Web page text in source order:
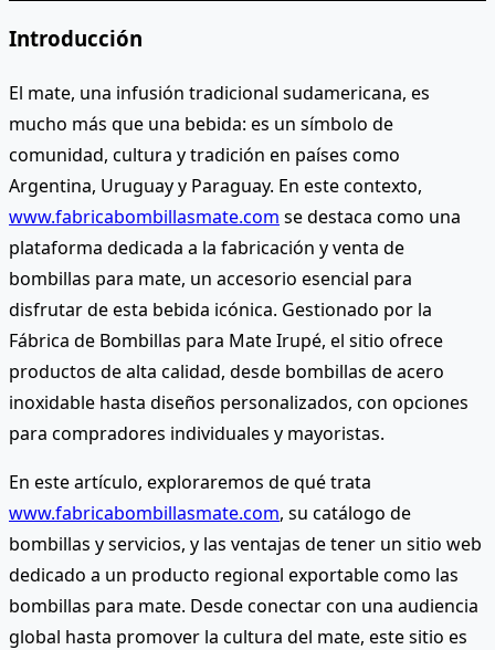
Introducción
El mate, una infusión tradicional sudamericana, es
mucho más que una bebida: es un símbolo de
comunidad, cultura y tradición en países como
Argentina, Uruguay y Paraguay. En este contexto,
www.fabricabombillasmate.com se destaca como una
plataforma dedicada a la fabricación y venta de
bombillas para mate, un accesorio esencial para
disfrutar de esta bebida icónica. Gestionado por la
Fábrica de Bombillas para Mate Irupé, el sitio ofrece
productos de alta calidad, desde bombillas de acero
inoxidable hasta diseños personalizados, con opciones
para compradores individuales y mayoristas.
En este artículo, exploraremos de qué trata
www.fabricabombillasmate.com, su catálogo de
bombillas y servicios, y las ventajas de tener un sitio web
dedicado a un producto regional exportable como las
bombillas para mate. Desde conectar con una audiencia
global hasta promover la cultura del mate, este sitio es